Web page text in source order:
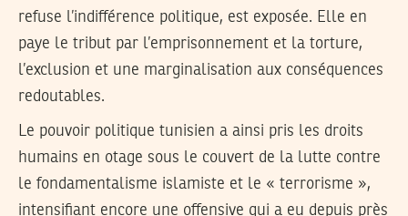
refuse l’indifférence politique, est exposée. Elle en
paye le tribut par l’emprisonnement et la torture,
l’exclusion et une marginalisation aux conséquences
redoutables.
Le pouvoir politique tunisien a ainsi pris les droits
humains en otage sous le couvert de la lutte contre
le fondamentalisme islamiste et le « terrorisme »,
intensifiant encore une offensive qui a eu depuis près